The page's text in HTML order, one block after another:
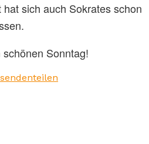
sich auch Sokrates schon
Sonntag!
sendenteilen